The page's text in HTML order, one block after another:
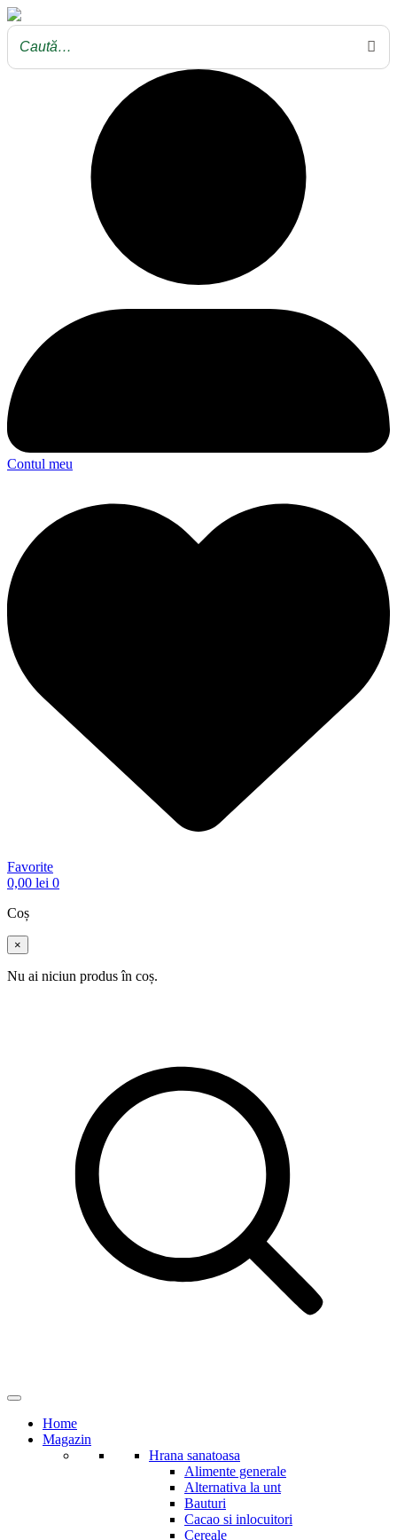
Contul meu
Favorite
0,00 lei 0
Coș
×
Nu ai niciun produs în coș.
Home
Magazin
Hrana sanatoasa
Alimente generale
Alternativa la unt
Bauturi
Cacao si inlocuitori
Cereale